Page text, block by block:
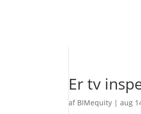
Er tv
af BIMequity |aug